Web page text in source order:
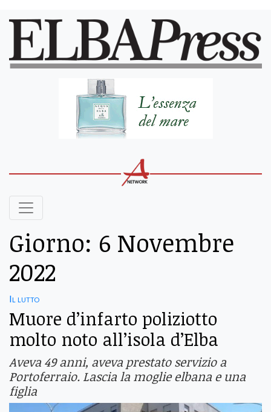
Giorno: 6 Novembre
2022
Il lutto
Muore d’infarto poliziotto
molto noto all’isola d’Elba
Aveva 49 anni, aveva prestato servizio a
Portoferraio. Lascia la moglie elbana e una
figlia